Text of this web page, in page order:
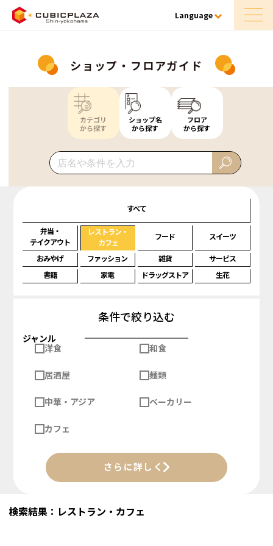
Language
ショップ・フロアガイド
カテゴリ
から探す
ショップ名
から探す
フロア
から探す
すべて
弁当・
テイクアウト
レストラン・
カフェ
フード スイーツ
おみやげ ファッション 雑貨
サービス
書籍
家電 ドラッグストア 生花
条件で絞り込む
ジャンル
洋食
和食
居酒屋 麺類
中華・アジア ベーカリー
カフェ
さらに詳しく
検索結果：レストラン・カフェ